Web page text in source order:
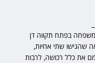
בפתח תקווה דן
שהגישו שתי אחיות,
את כלל רכושה, לרבות